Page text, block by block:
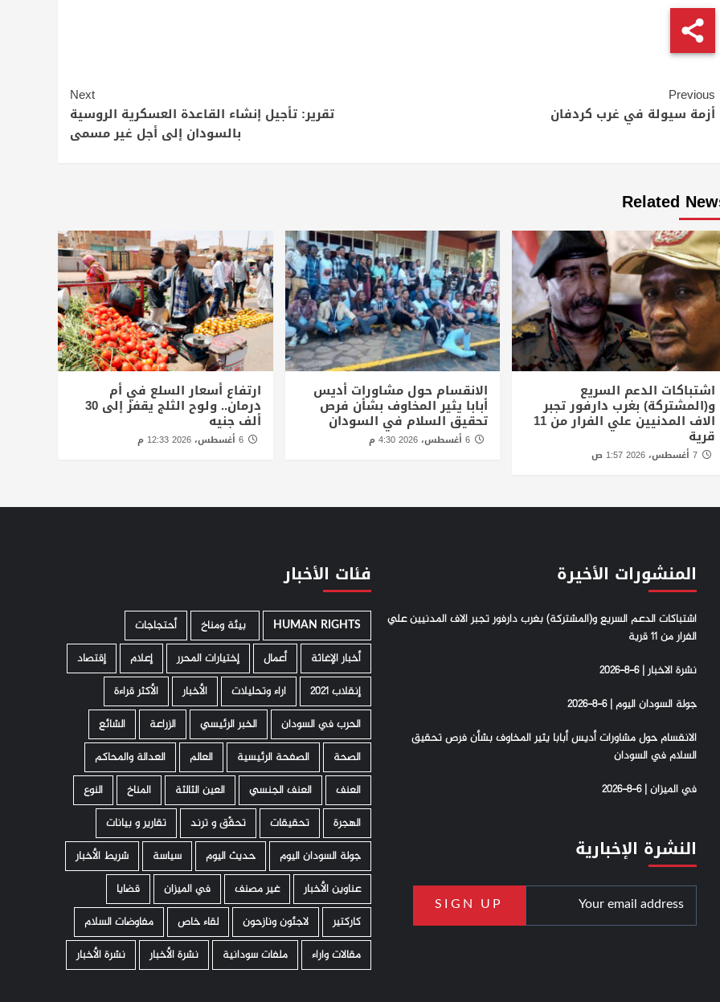
Continue
Reading
Previous
أزمة سيولة في غرب كردفان
Next
تقرير: تأجيل إنشاء القاعدة العسكرية الروسية
بالسودان إلى أجل غير مسمى
Related
اشتباكات الدعم السريع
و(المشتركة) بغرب دارفور تجبر
الاف المدنيين علي الفرار من 11
قرية
7 أغسطس، 2026 1:57 ص
الانقسام حول مشاورات أديس
أبابا يثير المخاوف بشأن فرص
تحقيق السلام في السودان
ارتفاع أسعار السلع في أم
درمان.. ولوح الثلج يقفز إلى 30
ألف جنيه
6 أغسطس، 2026 12:33 م
المنشورات الأخيرة
اشتباكات الدعم السريع و(المشتركة) بغرب دارفور تجبر الاف المدنيين علي
الفرار من 11 قرية
نشرة الاخبار | 6-8-2026
جولة السودان اليوم | 6-8-2026
الانقسام حول مشاورات أديس أبابا يثير المخاوف بشأن فرص تحقيق
السلام في السودان
في الميزان | 6-8-2026
النشرة الإخبارية
فئات الأخبار
HUMAN RIGHTS ­ بيئة ومناخ
أحتجاجات
أخبار الإغاثة
أعمال إختيارات المحرر إعلام
إقتصاد
إنقلاب 2021
اراء وتحليلات الأخبار
الأكثر قراءة
الحرب في السودان
الخبر الرئيسي الزراعة
الشائع
الصحة
الصفحة الرئيسية العالم
العدالة والمحاكم
العنف
العنف الجنسي العين الثالثة المناخ
النوع
الهجرة
تحقيقات تحقّق و ترند
تقارير و بيانات
جولة السودان اليوم
حديث اليوم سياسة
شريط الأخبار
عناوين الأخبار
غير مصنف في الميزان
قضايا
كاركتير
لاجئون ونازحون لقاء خاص
مفاوضات السلام
مقالات واراء
ملفات سودانية نشرة الأخبار نشرة الأخبار